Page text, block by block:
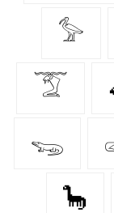
𓅞
𓄆
𓆌
🦕